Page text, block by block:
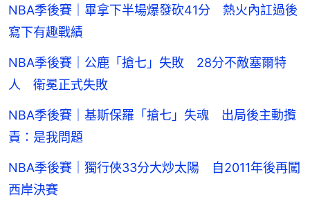
NBA季後賽｜畢拿下半場爆發砍41分 熱火內訌過後
寫下有趣戰績
NBA季後賽｜公鹿「搶七」失敗 28分不敵塞爾特
人 衛冕正式失敗
NBA季後賽｜基斯保羅「搶七」失魂 出局後主動攬
責：是我問題
NBA季後賽｜獨行俠33分大炒太陽 自2011年後再闖
西岸決賽